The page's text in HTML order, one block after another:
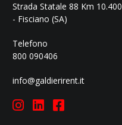
Strada Statale 88 Km 10.400
- Fisciano (SA)
Telefono
800 090406
info@galdierirent.it